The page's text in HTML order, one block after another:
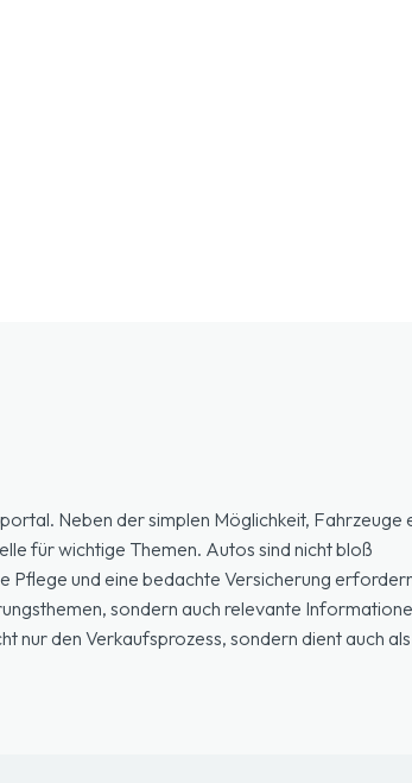
Neben der simplen Möglichkeit, Fahrzeuge
für wichtige Themen. Autos sind nicht bloß
und eine bedachte Versicherung
sondern auch relevante
nur den Verkaufsprozess, sondern dient auch als